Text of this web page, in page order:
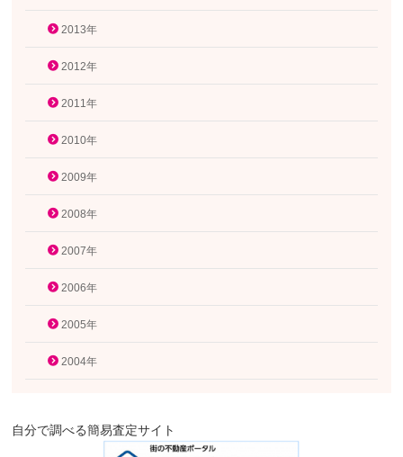
2013年
2012年
2011年
2010年
2009年
2008年
2007年
2006年
2005年
2004年
自分で調べる簡易査定サイト